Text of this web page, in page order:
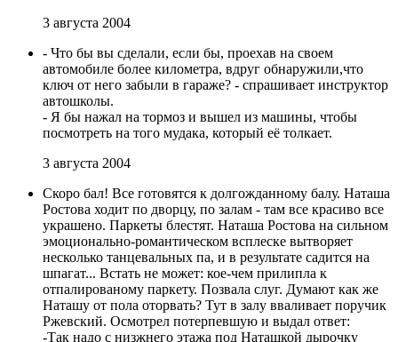
3 августа 2004
- Что бы вы сделали, если бы, проехав на своем
автомобиле более километра, вдруг обнаружили,что
ключ от него забыли в гараже? - спрашивает инструктор
автошколы.
- Я бы нажал на тормоз и вышел из машины, чтобы
посмотреть на того мудака, который её толкает.
3 августа 2004
Скоро бал! Все готовятся к долгожданному балу. Наташа
Ростова ходит по дворцу, по залам - там все красиво все
украшено. Паркеты блестят. Наташа Ростова на сильном
эмоционально-романтическом всплеске вытворяет
несколько танцевальных па, и в результате садится на
шпагат... Встать не может: кое-чем прилипла к
отпалированому паркету. Позвала слуг. Думают как же
Наташу от пола оторвать? Тут в залу вваливает поручик
Ржевский. Осмотрел потерпевшую и выдал ответ:
-Так надо с низжнего этажа под Наташкой дырочку